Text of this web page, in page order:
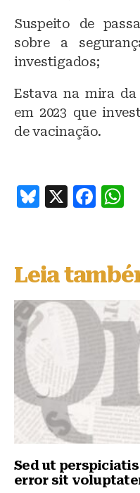
Suspeito de
sobre a
investigados;
Estava na mira da
em 2023 que
de vacinação.
B
s
k
y
X
F
e
b
o
o
k
s
A
p
p
Leia
Sed ut
error sit